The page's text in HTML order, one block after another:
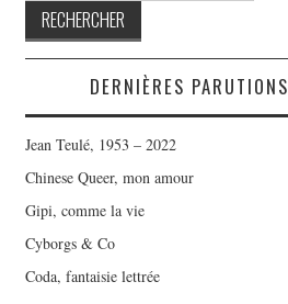
DERNIÈRES PARUTIONS
Jean Teulé, 1953 – 2022
Chinese Queer, mon amour
Gipi, comme la vie
Cyborgs & Co
Coda, fantaisie lettrée